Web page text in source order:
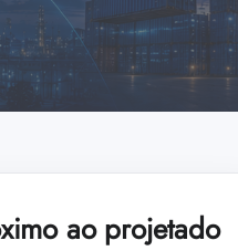
ao projetado